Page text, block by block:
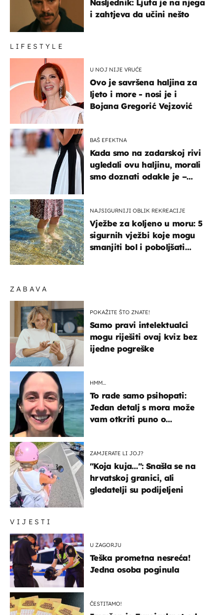
VIJESTI
U ZAGORJU
Teška prometna nesreća!
Jedna osoba poginula
ČESTITAMO!
ZABAVA
POKAŽITE ŠTO ZNATE!
Samo pravi intelektualci
mogu riješiti ovaj kviz bez
ijedne pogreške
HMM…
To rade samo psihopati:
Jedan detalj s mora može
vam otkriti puno o
ZAMJERATE LI JOJ?
"Koja kuja…": Snašla se na
hrvatskoj granici, ali
gledatelji su podijeljeni
Nasljednik: Ljuta je na njega
i zahtjeva da učini nešto
LIFESTYLE
U NOJ NIJE VRUĆE
Ovo je savršena haljina za
ljeto i more - nosi je i
Bojana Gregorić Vejzović
BAŠ EFEKTNA
Kada smo na zadarskoj rivi
ugledali ovu haljinu, morali
smo doznati odakle je –
NAJSIGURNIJI OBLIK REKREACIJE
Vježbe za koljeno u moru: 5
sigurnih vježbi koje mogu
smanjiti bol i poboljšati